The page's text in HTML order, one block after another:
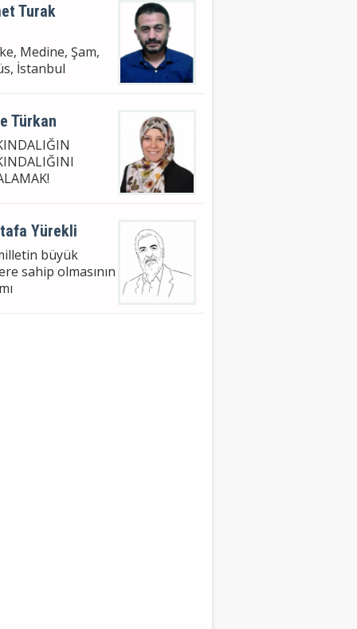
Medine, Şam,
İstanbul
Turak
Türkan
büyük
sahip olmasının
Yürekli